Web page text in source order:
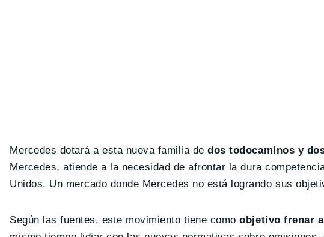
Mercedes dotará a esta nueva familia de dos todocaminos y
Mercedes, atiende a la necesidad de afrontar la dura
Unidos. Un mercado donde Mercedes no está logrando sus
Según las fuentes, este movimiento tiene comoobjetivo frenar